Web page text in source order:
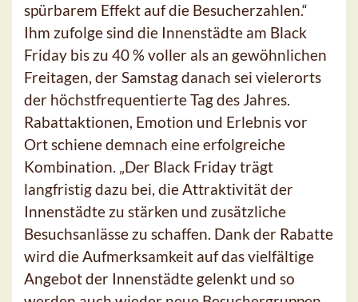
spürbarem Effekt auf die Besucherzahlen.“
Ihm zufolge sind die Innenstädte am Black
Friday bis zu 40 % voller als an gewöhnlichen
Freitagen, der Samstag danach sei vielerorts
der höchstfrequentierte Tag des Jahres.
Rabattaktionen, Emotion und Erlebnis vor
Ort schiene demnach eine erfolgreiche
Kombination. „Der Black Friday trägt
langfristig dazu bei, die Attraktivität der
Innenstädte zu stärken und zusätzliche
Besuchsanlässe zu schaffen. Dank der Rabatte
wird die Aufmerksamkeit auf das vielfältige
Angebot der Innenstädte gelenkt und so